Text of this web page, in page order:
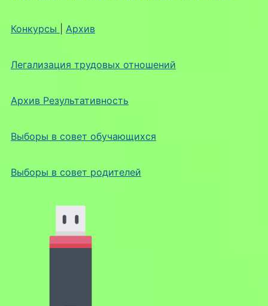
Конкурсы Архив
Легализация трудовых отношений
Архив Результативность
Выборы в совет обучающихся
Выборы в совет родителей